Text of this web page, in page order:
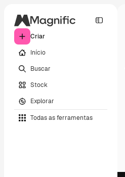
Criar
Início
Buscar
Stock
Explorar
Todas as ferramentas